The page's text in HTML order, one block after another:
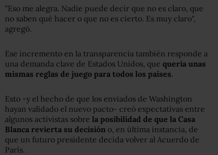
"Eso me alegra. Nadie puede decir que no es claro, que
no saben qué hacer o que no es cierto. Es muy claro",
agregó.
Ese incremento en la transparencia también responde a
una demanda clave de Estados Unidos, que quería unas
mismas reglas de juego para todos los países.
Esto -y el hecho de que los enviados de Washington
hayan validado el nuevo pacto- creó expectativas entre
algunos activistas sobre la posibilidad de que la Casa
Blanca revierta su decisión o, en última instancia, de
que un futuro presidente decida volver al Acuerdo de
París.